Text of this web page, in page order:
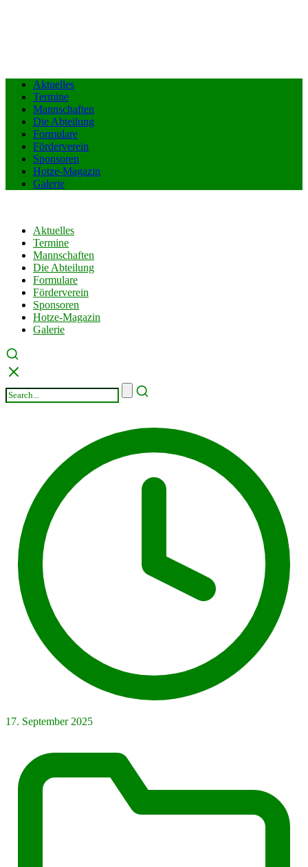
Aktuelles
Termine
Mannschaften
Die Abteilung
Formulare
Förderverein
Sponsoren
Hotze-Magazin
Galerie
Aktuelles
Termine
Mannschaften
Die Abteilung
Formulare
Förderverein
Sponsoren
Hotze-Magazin
Galerie
17. September 2025